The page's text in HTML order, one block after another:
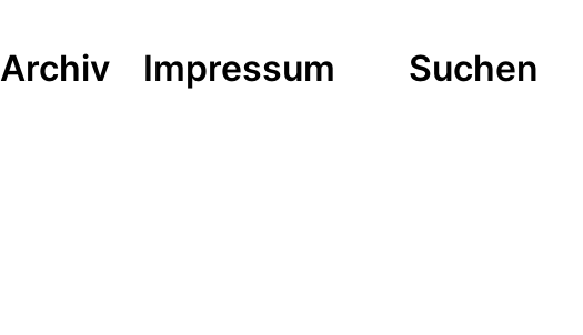
Archiv Impressum Suchen